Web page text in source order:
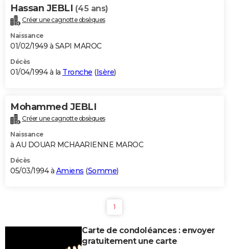
Hassan JEBLI (45 ans)
Créer une cagnotte obsèques
Naissance
01/02/1949 à SAPI MAROC
Décès
01/04/1994 à la Tronche (Isère)
Mohammed JEBLI
Créer une cagnotte obsèques
Naissance
à AU DOUAR MCHAARIENNE MAROC
Décès
05/03/1994 à Amiens (Somme)
1
Carte de condoléances : envoyer
gratuitement une carte